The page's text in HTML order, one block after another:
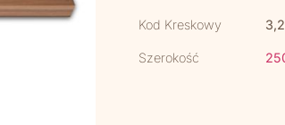
Kod Kreskowy
Szerokość